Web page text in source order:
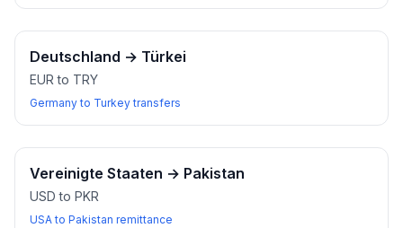
Deutschland → Türkei
EUR to TRY
Germany to Turkey transfers
Vereinigte Staaten → Pakistan
USD to PKR
USA to Pakistan remittance